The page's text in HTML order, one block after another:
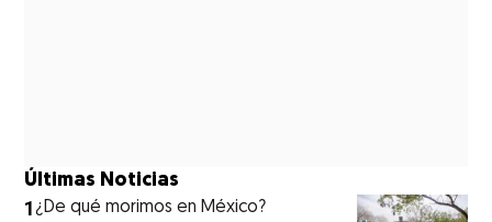
Últimas Noticias
1¿De qué morimos en México?